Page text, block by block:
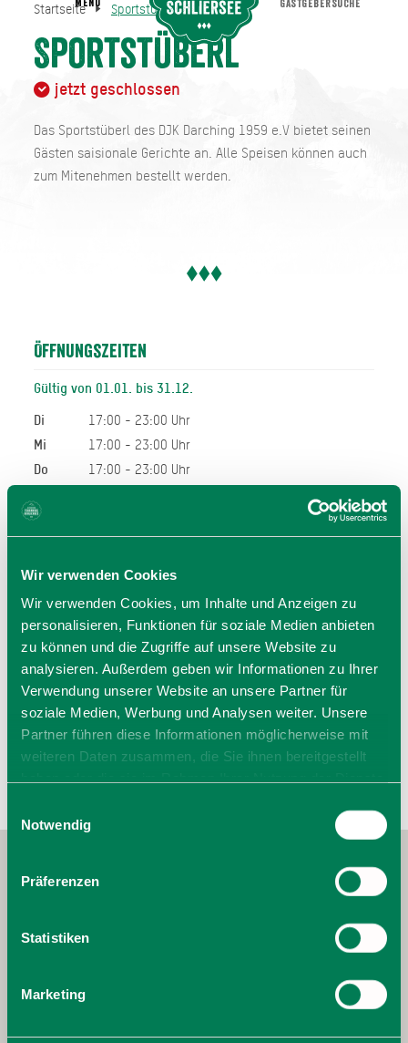
Wir verwenden Cookies
Wir verwenden Cookies, um Inhalte und Anzeigen zu
personalisieren, Funktionen für soziale Medien anbieten
zu können und die Zugriffe auf unsere Website zu
analysieren. Außerdem geben wir Informationen zu Ihrer
Verwendung unserer Website an unsere Partner für
soziale Medien, Werbung und Analysen weiter. Unsere
Partner führen diese Informationen möglicherweise mit
weiteren Daten zusammen, die Sie ihnen bereitgestellt
Cookies, wenn Sie unsere Webseite weiterhin nutzen.
Notwendig
Präferenzen
Statistiken
Marketing
Startseite Sportstüberl
Sportstüberl
jetzt geschlossen
Das Sportstüberl des DJK Darching 1959 e.V bietet seinen
Gästen saisionale Gerichte an. Alle Speisen können auch
zum Mitenehmen bestellt werden.
Öffnungszeiten
Gültig von 01.01. bis 31.12.
Di
17:00 - 23:00 Uhr
Mi
17:00 - 23:00 Uhr
Do
17:00 - 23:00 Uhr
Sa
So
14:00 - 23:00 Uhr
Allgemeiner Hinweis:
Bei den hier angegeben Öffnungszeiten handelt es sich
um die regulären Öffnungszeiten.
Für kurzfristige Änderungen sowie Urlaubszeiten wenden
Sie sich den Betreiber.
Wir bitten um Verständnis.
Startseite Sportstüberl
MENU GASTGEBERSUCHE